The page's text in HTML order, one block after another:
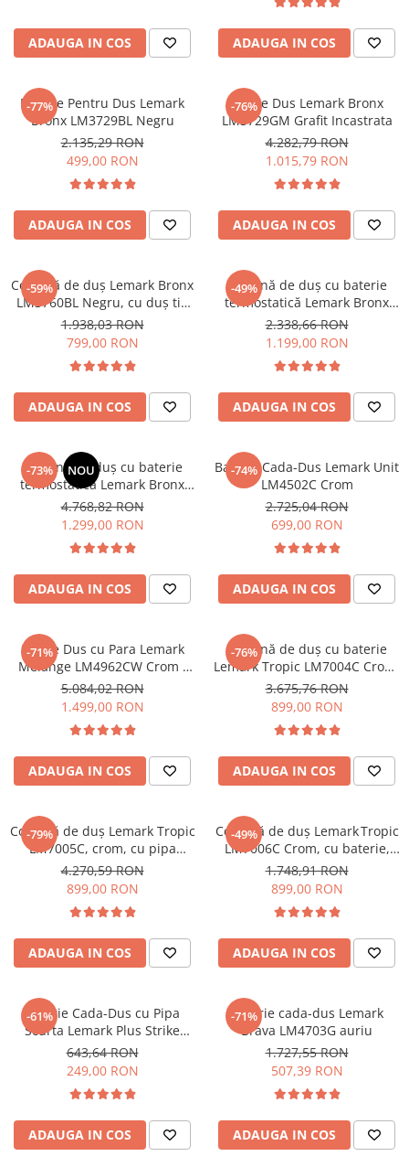
Dulap mic de baie
Etajeră pentru baie
Cabine de dus
Oferta Zilei: Top Vânzări
Baterii termostatice
Coloane de duș cu baterie
Căzi de baie
Seturi vase wc
Vase wc
COMPACT
DISPOZITIVE DETERGENT
FORM
FORMIC
INTERMEZZO
LINE
LINE MAXIM
LUNO
MORE
PURE
QUADRIX COMPOZIT
RANDO
Recomandate
SETURI CHIUVETA DE BUCATARIE SI
BATERIE
SITE / COSURI INOX
STRICTO
TOCATOARE
ZOOM
Electrocasnice pentru bucătărie
Mixere și blendere
Sisteme pentru apa pură
ADAUGA IN COS ADAUGA IN COS
-77%
Baterie Pentru Dus Lemark
Bronx LM3729BL Negru
2.135,29 RON
499,00 RON
ADAUGA IN COS
-76%
Set de Dus Lemark Bronx
LM3729GM Grafit Incastrata
4.282,79 RON
1.015,79 RON
ADAUGA IN COS
-59%
Coloană de duş Lemark Bronx
LM3760BL Negru, cu duș tip
ploaie
1.938,03 RON
799,00 RON
ADAUGA IN COS
-49%
Coloană de duș cu baterie
termostatică Lemark Bronx
LM3770BL Negru, cu duș tip
ploaie
2.338,66 RON
1.199,00 RON
ADAUGA IN COS
-73% NOU
Coloană de duș cu baterie
termostatică Lemark Bronx
LM3770GM Grafit, cu duș tip
ploaie
4.768,82 RON
1.299,00 RON
ADAUGA IN COS
-74%
Baterie Cada-Dus Lemark Unit
LM4502C Crom
2.725,04 RON
699,00 RON
ADAUGA IN COS
-71%
Set de Dus cu Para Lemark
Melange LM4962CW Crom /
Alb
5.084,02 RON
1.499,00 RON
ADAUGA IN COS
-76%
Coloană de duș cu baterie
Lemark Tropic LM7004C Crom,
cu baterie, cap de duș tip
tropic și pipa pivotantă
3.675,76 RON
899,00 RON
ADAUGA IN COS
-79%
Coloană de duş Lemark Tropic
LM7005C, crom, cu pipa
pivotantă, para tip ploaie și
duș fix
4.270,59 RON
899,00 RON
ADAUGA IN COS
-49%
Coloană de duş Lemark Tropic
LM7006C Crom, cu baterie,
cap de duș tip tropic și pipa
pivotantă
1.748,91 RON
899,00 RON
ADAUGA IN COS
-61%
Baterie Cada-Dus cu Pipa
Scurta Lemark Plus Strike
LM1102C Crom
643,64 RON
249,00 RON
ADAUGA IN COS
-71%
Baterie cada-dus Lemark
Brava LM4703G auriu
1.727,55 RON
507,39 RON
ADAUGA IN COS